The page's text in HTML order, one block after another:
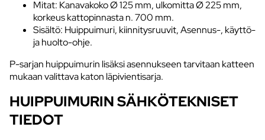
Mitat: Kanavakoko Ø 125 mm, ulkomitta Ø 225 mm,
korkeus kattopinnasta n. 700 mm.
Sisältö: Huippuimuri, kiinnitysruuvit, Asennus-, käyttö-
ja huolto-ohje.
P-sarjan huippuimurin lisäksi asennukseen tarvitaan katteen
mukaan valittava katon läpivientisarja.
HUIPPUIMURIN SÄHKÖTEKNISET
TIEDOT